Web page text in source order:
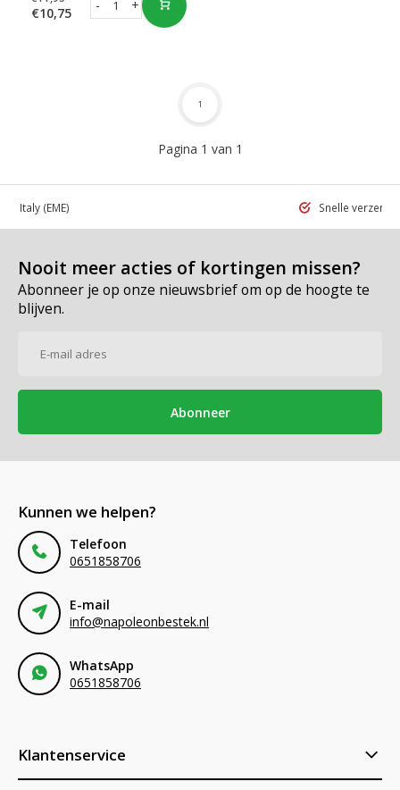
€10,75 +
-
Pagina 1 van 1
1
in Italy (EME) Snelle
Nooit meer acties of kortingen missen?
Abonneer je op onze nieuwsbrief om op de hoogte te
blijven.
Abonneer
Kunnen we helpen?
Telefoon
0651858706
E-mail
info@napoleonbestek.nl
WhatsApp
0651858706
Klantenservice